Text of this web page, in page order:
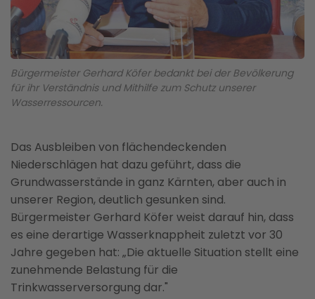
Bürgermeister Gerhard Köfer bedankt bei der Bevölkerung
für ihr Verständnis und Mithilfe zum Schutz unserer
Wasserressourcen.
Das Ausbleiben von flächendeckenden
Niederschlägen hat dazu geführt, dass die
Grundwasserstände in ganz Kärnten, aber auch in
unserer Region, deutlich gesunken sind.
Bürgermeister Gerhard Köfer weist darauf hin, dass
es eine derartige Wasserknappheit zuletzt vor 30
Jahre gegeben hat: „Die aktuelle Situation stellt eine
zunehmende Belastung für die
Trinkwasserversorgung dar."